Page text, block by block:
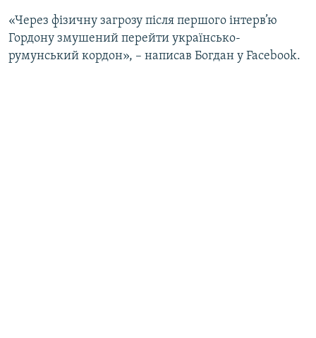
«Через фізичну загрозу після першого інтерв’ю
Гордону змушений перейти українсько-
румунський кордон», – написав Богдан у Facebook.